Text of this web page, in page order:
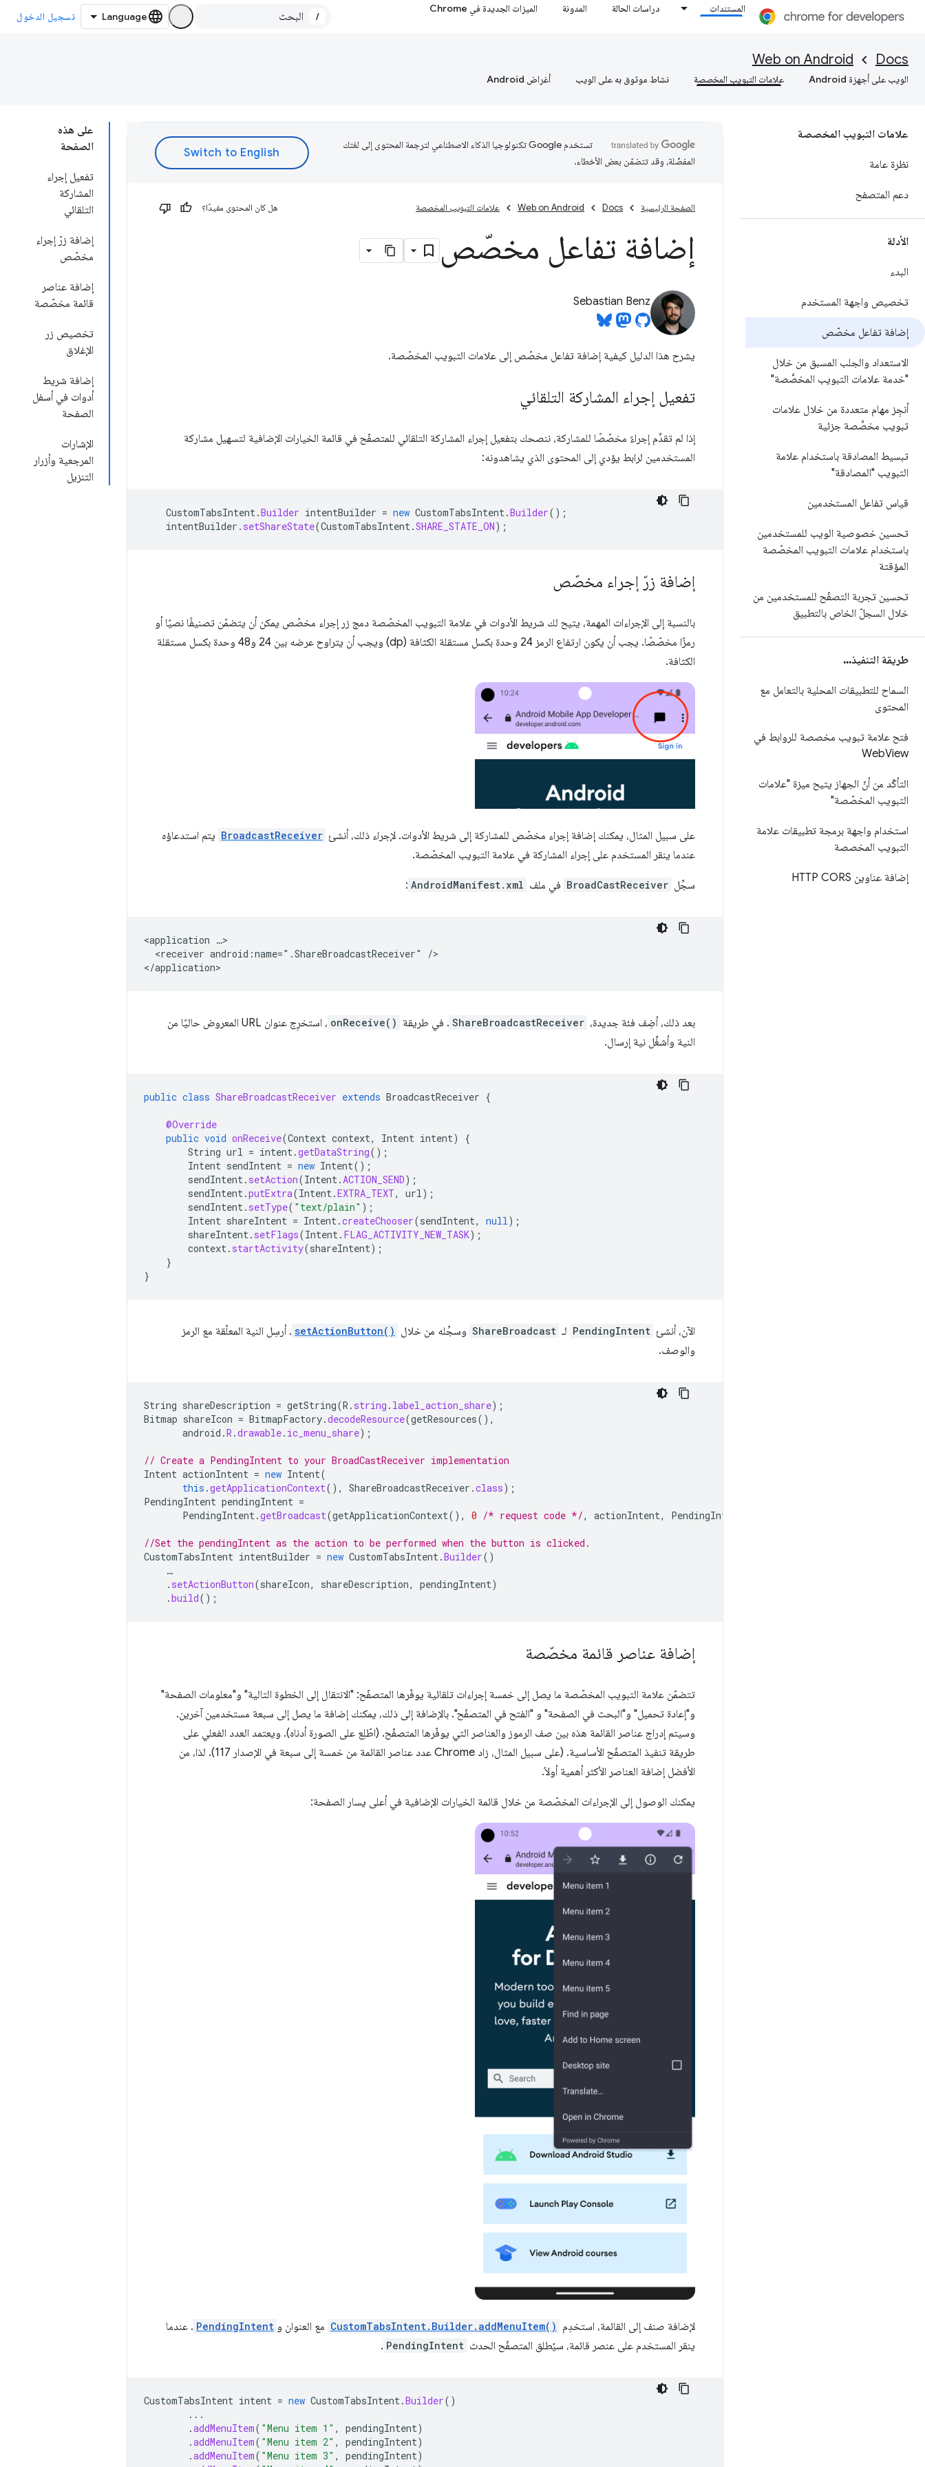
المستندات دراسات الحالة المدونة الميزات الجديدة في Chrome
/ تسجيل الدخول
Docs
Web on Android
الويب على أجهزة Android علامات التبويب المخصصة نشاط موثوق به على الويب أغراض Android
علامات التبويب المخصصة
نظرة عامة
دعم المتصفح
الأدلة
البدء
تخصيص واجهة المستخدم
إضافة تفاعل مخصّص
الاستعداد والجلب المسبق من خلال
"خدمة علامات التبويب المخصَّصة"
أنجِز مهام متعددة من خلال علامات
تبويب مخصَّصة جزئية
تبسيط المصادقة باستخدام علامة
التبويب "المصادقة"
قياس تفاعل المستخدمين
تحسين خصوصية الويب للمستخدمين
باستخدام علامات التبويب المخصّصة
المؤقتة
تحسين تجربة التصفّح للمستخدمين من
خلال السجلّ الخاص بالتطبيق
طريقة التنفيذ.
.
.
السماح للتطبيقات المحلية بالتعامل مع
المحتوى
فتح علامة تبويب مخصصة للروابط في
WebView
التأكّد من أنّ الجهاز يتيح ميزة "علامات
التبويب المخصّصة"
استخدام واجهة برمجة تطبيقات علامة
التبويب المخصصة
إضافة عناوين HTTP CORS
على هذه
الصفحة
تفعيل إجراء
المشاركة
التلقائي
إضافة زرّ إجراء
مخصّص
إضافة عناصر
قائمة مخصّصة
تخصيص زر
الإغلاق
إضافة شريط
أدوات في أسفل
الصفحة
الإشارات
المرجعية وأزرار
التنزيل
تستخدم Google تكنولوجيا الذكاء الاصطناعي لترجمة المحتوى إلى لغتك
المفضّلة، وقد تتضمّن بعض الأخطاء.
الصفحة الرئيسية Docs
Web on Android علامات التبويب المخصصة هل كان المحتوى مفيدًا؟
إضافة تفاعل مخصّص
Sebastian Benz
يشرح هذا الدليل كيفية إضافة تفاعل مخصّص إلى علامات التبويب المخصّصة.
تفعيل إجراء المشاركة التلقائي
إذا لم تقدِّم إجراءً مخصّصًا للمشاركة، ننصحك بتفعيل إجراء المشاركة التلقائي للمتصفّح في قائمة الخيارات الإضافية لتسهيل مشاركة
المستخدمين لرابط يؤدي إلى المحتوى الذي يشاهدونه:
CustomTabsIntent.Builder intentBuilder = new CustomTabsIntent.Builder();
intentBuilder . setShareState(CustomTabsIntent.SHARE_STATE_ON);
إضافة زرّ إجراء مخصّص
بالنسبة إلى الإجراءات المهمة، يتيح لك شريط الأدوات في علامة التبويب المخصّصة دمج زر إجراء مخصّص يمكن أن يتضمّن تصنيفًا نصيًا أو
رمزًا مخصّصًا. يجب أن يكون ارتفاع الرمز 24 وحدة بكسل مستقلة الكثافة (dp) ويجب أن يتراوح عرضه بين 24 و48 وحدة بكسل مستقلة
الكثافة.
على سبيل المثال، يمكنك إضافة إجراء مخصّص للمشاركة إلى شريط الأدوات. لإجراء ذلك، أنشئ BroadcastReceiver يتم استدعاؤه
عندما ينقر المستخدم على إجراء المشاركة في علامة التبويب المخصّصة.
سجِّل BroadCastReceiver في ملف AndroidManifest.xml
:
<application
<receiver android:name=".ShareBroadcastReceiver"
/>
بعد ذلك، أضِف فئة جديدة، ShareBroadcastReceiver . في طريقة onReceive()
، استخرِج عنوان URL المعروض حاليًا من
النية وأشغِّل نية إرسال.
public class ShareBroadcastReceiver extends BroadcastReceiver {
@Override
public void onReceive(Context context, Intent intent)
{
String url = intent.getDataString();
Intent sendIntent = new Intent();
sendIntent. setAction(Intent.ACTION_SEND);
sendIntent.putExtra(Intent.EXTRA_TEXT, url);
sendIntent. setType( "text/plain" );
Intent shareIntent = Intent.createChooser(sendIntent, null);
shareIntent. setFlags(Intent. FLAG_ACTIVITY_NEW_TASK);
context. startActivity(shareIntent);
}
}
الآن، أنشئ PendingIntent لـ ShareBroadcast وسجِّله من خلال setActionButton() . أرسِل النية المعلّقة مع الرمز
والوصف.
String shareDescription = getString(R . string . label_action_share);
Bitmap shareIcon = BitmapFactory.decodeResource(getResources(),
android .R .drawable. ic_menu_share);
// Create a PendingIntent to your BroadCastReceiver implementation
Intent actionIntent = new Intent(
this .getApplicationContext(), ShareBroadcastReceiver .class);
PendingIntent pendingIntent =
PendingIntent.getBroadcast(getApplicationContext(), 0 /* request code */, actionIntent, PendingIntent
//Set the pendingIntent as the action to be performed when the button is clicked.
CustomTabsIntent intentBuilder = new CustomTabsIntent.Builder()
…
. setActionButton(shareIcon, shareDescription, pendingIntent)
.build();
إضافة عناصر قائمة مخصّصة
تتضمّن علامة التبويب المخصّصة ما يصل إلى خمسة إجراءات تلقائية يوفّرها المتصفّح: "الانتقال إلى الخطوة التالية" و"معلومات الصفحة"
و"إعادة تحميل" و"البحث في الصفحة" و "الفتح في المتصفّح". بالإضافة إلى ذلك، يمكنك إضافة ما يصل إلى سبعة مستخدمين آخرين.
وسيتم إدراج عناصر القائمة هذه بين صف الرموز والعناصر التي يوفّرها المتصفّح. (اطّلِع على الصورة أدناه). ويعتمد العدد الفعلي على
طريقة تنفيذ المتصفّح الأساسية. (على سبيل المثال، زاد Chrome عدد عناصر القائمة من خمسة إلى سبعة في الإصدار 117). لذا، من
الأفضل إضافة العناصر الأكثر أهمية أولاً.
يمكنك الوصول إلى الإجراءات المخصّصة من خلال قائمة الخيارات الإضافية في أعلى يسار الصفحة:
لإضافة صنف إلى القائمة، استخدِم CustomTabsIntent.Builder.addMenuItem() مع العنوان و PendingIntent . عندما
ينقر المستخدم على عنصر قائمة، سيُطلق المتصفّح الحدث PendingIntent
.
CustomTabsIntent intent = new CustomTabsIntent.Builder()
...
.addMenuItem( "Menu item 1" , pendingIntent)
.addMenuItem( "Menu item 2" , pendingIntent)
.addMenuItem( "Menu item 3" , pendingIntent)